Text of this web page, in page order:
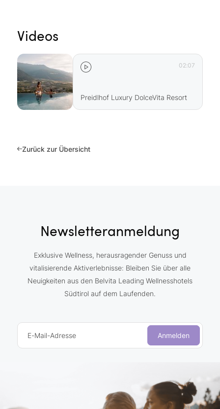
Videos
02:07
Preidlhof Luxury DolceVita Resort
Zurück zur Übersicht
Newsletteranmeldung
Exklusive Wellness, herausragender Genuss und
vitalisierende Aktiverlebnisse: Bleiben Sie über alle
Neuigkeiten aus den Belvita Leading Wellnesshotels
Südtirol auf dem Laufenden.
E-Mail-Adresse Anmelden